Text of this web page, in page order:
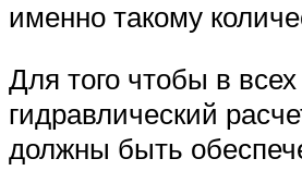
именно такому
Для того чтобы в
гидравлический
должны быть